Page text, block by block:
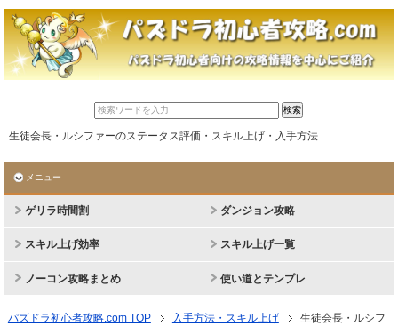
生徒会長・ルシファーのステータス評価・スキル上げ・入手方法
メニュー
ゲリラ時間割 ダンジョン攻略
スキル上げ効率 スキル上げ一覧
ノーコン攻略まとめ 使い道とテンプレ
パズドラ初心者攻略.com TOP 入手方法・スキル上げ
生徒会長・ルシフ